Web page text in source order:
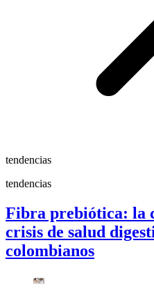
tendencias
tendencias
Fibra prebiótica: la
crisis de salud
colombianos